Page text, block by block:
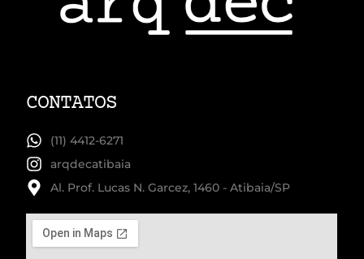
CONTATOS
(11) 4412-6271
arqdecatibaia
Al. Prof. Lucas N. Garcez, 1460 - Atibaia/SP